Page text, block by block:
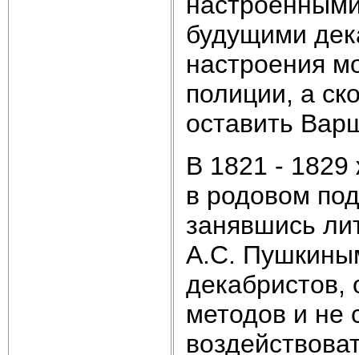
будущими
настроения
полиции, а
оставить
В 1821 - 1829
в родовом
занявшись
А.С.
методов и не